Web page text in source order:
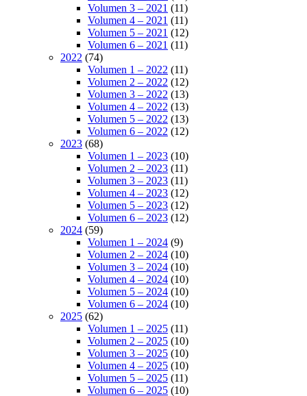
Volumen 3 – 2021 (11)
Volumen 4 – 2021 (11)
Volumen 5 – 2021 (12)
Volumen 6 – 2021 (11)
2022 (74)
Volumen 1 – 2022 (11)
Volumen 2 – 2022 (12)
Volumen 3 – 2022 (13)
Volumen 4 – 2022 (13)
Volumen 5 – 2022 (13)
Volumen 6 – 2022 (12)
2023 (68)
Volumen 1 – 2023 (10)
Volumen 2 – 2023 (11)
Volumen 3 – 2023 (11)
Volumen 4 – 2023 (12)
Volumen 5 – 2023 (12)
Volumen 6 – 2023 (12)
2024 (59)
Volumen 1 – 2024 (9)
Volumen 2 – 2024 (10)
Volumen 3 – 2024 (10)
Volumen 4 – 2024 (10)
Volumen 5 – 2024 (10)
Volumen 6 – 2024 (10)
2025 (62)
Volumen 1 – 2025 (11)
Volumen 2 – 2025 (10)
Volumen 3 – 2025 (10)
Volumen 4 – 2025 (10)
Volumen 5 – 2025 (11)
Volumen 6 – 2025 (10)